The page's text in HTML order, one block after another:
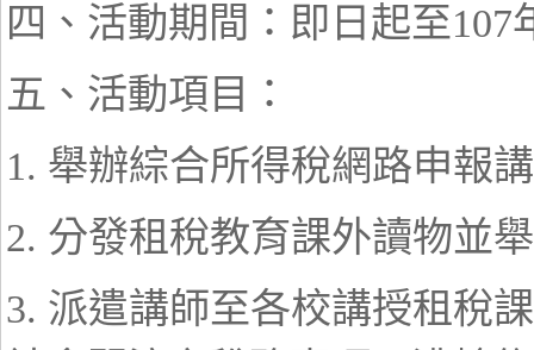
四、活動期間：即日起至107
五、活動項目：
1. 舉辦綜合所得稅網路申報
2. 分發租稅教育課外讀物並
3. 派遣講師至各校講授租稅